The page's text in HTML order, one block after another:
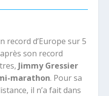
record d’Europe sur 5
son record
, Jimmy Gressier
marathon. Pour sa
il n’a fait dans